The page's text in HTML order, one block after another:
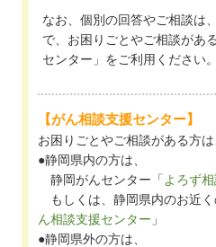
なお、個別の回答やご相談は
で、お困りごとやご相談があ
センター」をご利用ください。
【がん相談支援センター】
お困りごとやご相談がある方は
●静岡県内の方は、
静岡がんセンター「 よろず
もしくは、静岡県内のお近
ん相談支援センター 」
●静岡県外の方は、